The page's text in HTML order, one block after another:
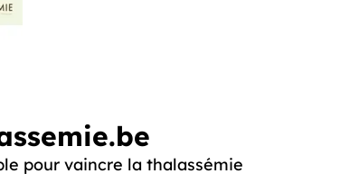
pour vaincre la thalassémie